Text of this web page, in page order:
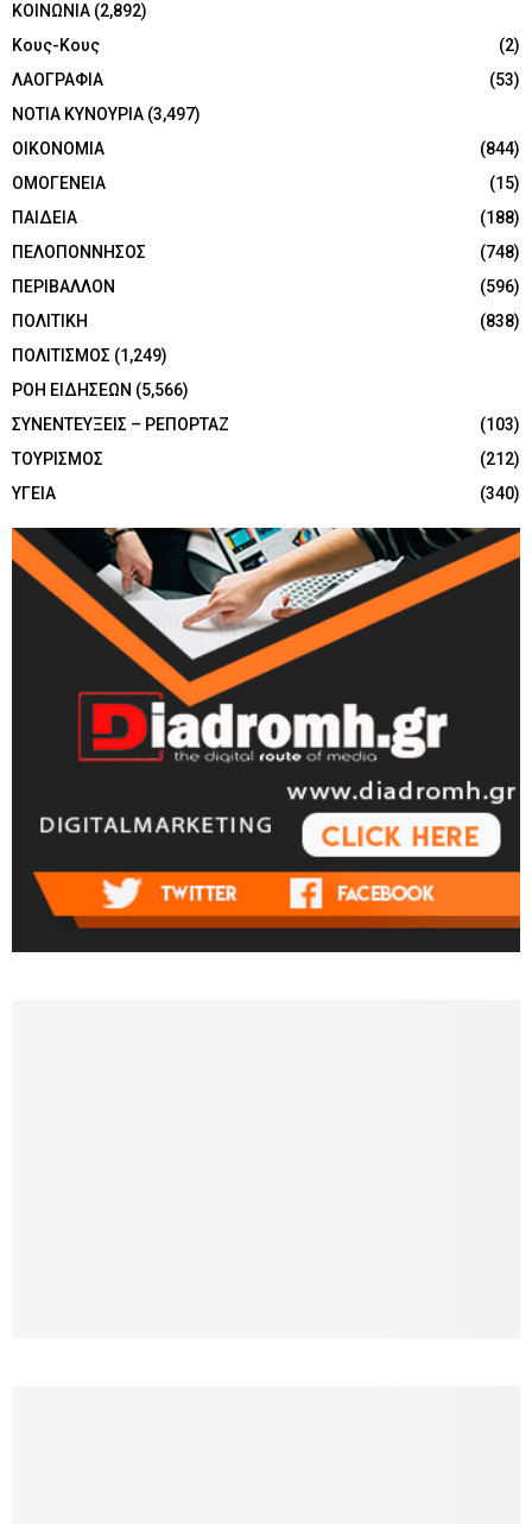
ΚΟΙΝΩΝΙΑ (2,892)
Κους-Κους
(2)
ΛΑΟΓΡΑΦΙΑ
(53)
ΝΟΤΙΑ ΚΥΝΟΥΡΙΑ (3,497)
ΟΙΚΟΝΟΜΙΑ
(844)
ΟΜΟΓΕΝΕΙΑ
(15)
ΠΑΙΔΕΙΑ
(188)
ΠΕΛΟΠΟΝΝΗΣΟΣ
(748)
ΠΕΡΙΒΑΛΛΟΝ
(596)
ΠΟΛΙΤΙΚΗ
(838)
ΠΟΛΙΤΙΣΜΟΣ (1,249)
ΡΟΗ ΕΙΔΗΣΕΩΝ (5,566)
ΣΥΝΕΝΤΕΥΞΕΙΣ – ΡΕΠΟΡΤΑΖ
(103)
ΤΟΥΡΙΣΜΟΣ
(212)
ΥΓΕΙΑ
(340)